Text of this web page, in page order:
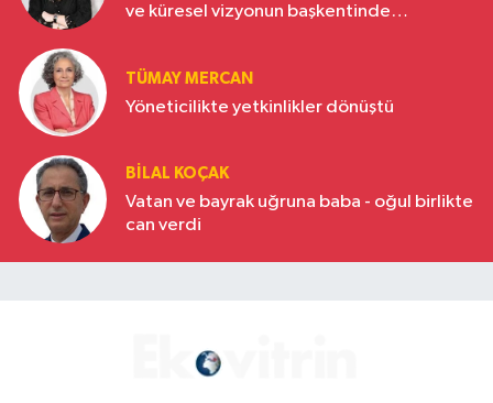
ve küresel vizyonun başkentinde
TÜMAY MERCAN
Yöneticilikte yetkinlikler dönüştü
BILAL KOÇAK
Vatan ve bayrak uğruna baba - oğul birlikte
can verdi